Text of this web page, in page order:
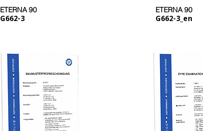
ETERNA 90
G662-3
ETERNA 90
G662-3_en